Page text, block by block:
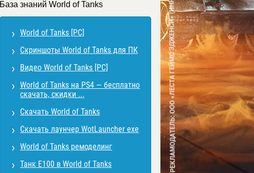
База знаний World of Tanks
World of Tanks [PC]
Скриншоты World of Tanks для ПК
Видео World of Tanks [PC]
World of Tanks на PS4 — бесплатно
скачать, скидки ...
Скачать World of Tanks
Скачать лаунчер WotLauncher exe
World of Tanks ремоделинг
Танк E100 в World of Tanks